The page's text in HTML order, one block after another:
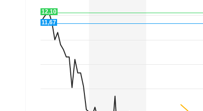
Folgen Sie uns
11,67
12,10